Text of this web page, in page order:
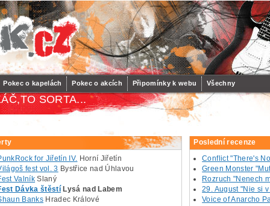
Pokec o kapelách Pokec o akcích Připomínky k webu Všechny
SORTA...
for Jiřetín IV. Horní Jiřetín
fest vol. 3 Bystřice nad Úhlavou
Valník Slaný
Dávka štěstí Lysá nad Labem
Banks Hradec Králové
Poslední recenze
Conflict "There's
Green Monster
Rozruch "Nenech
29. August "Nie si
Voice of Anarcho